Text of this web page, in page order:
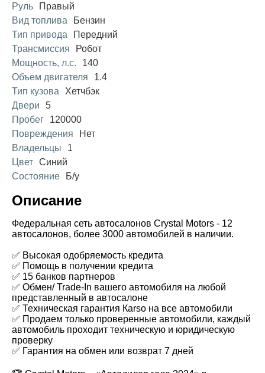
Руль
Правый
Вид топлива
Бензин
Тип привода
Передний
Трансмиссия
Робот
Мощность, л.с.
140
Объем двигателя
1.4
Тип кузова
Хетчбэк
Двери
5
Пробег
120000
Повреждения
Нет
Владельцы
1
Цвет Синий
Состояние
Б/у
Описание
Федеральная сеть автосалонов Crystal Motors - 12
автосалонов, более 3000 автомобилей в наличии.
✅ Высокая одобряемость кредита
✅ Помощь в получении кредита
✅ 15 банков партнеров
✅ Обмен/ Trade-In вашего автомобиля на любой
представленный в автосалоне
✅ Техническая гарантия Каrsо на все автомобили
✅ Продаем только проверенные автомобили, каждый
автомобиль проходит техническую и юридическую
проверку
✅ Гарантия на обмен или возврат 7 дней